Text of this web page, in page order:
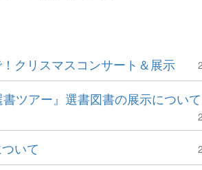
クリスマスコンサート＆展示
書ツアー』選書図書の展示について
いて